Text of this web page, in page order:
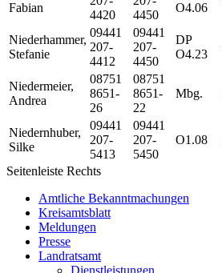
Fabian
4420
4450
O4.06
Niederhammer,
Stefanie
09441
207-
4412
09441
207-
4450
DP
O4.23
Niedermeier,
Andrea
08751
8651-
26
08751
8651-
22
Mbg.
Niedernhuber,
Silke
09441
207-
5413
09441
207-
5450
O1.08
Seitenleiste Rechts
Amtliche Bekanntmachungen
Kreisamtsblatt
Meldungen
Presse
Landratsamt